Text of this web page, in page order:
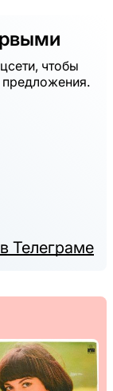
чтобы
предложения.
Телеграме